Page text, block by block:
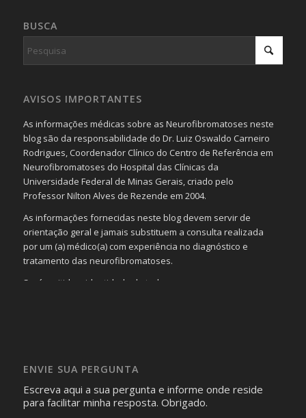
BUSCA
AVISOS IMPORTANTES
As informações médicas sobre as Neurofibromatoses neste
blog são da responsabilidade do Dr. Luiz Oswaldo Carneiro
Rodrigues, Coordenador Clínico do Centro de Referência em
Neurofibromatoses do Hospital das Clínicas da
Universidade Federal de Minas Gerais, criado pelo
Professor Nilton Alves de Rezende em 2004.
As informações fornecidas neste blog devem servir de
orientação geral e jamais substituem a consulta realizada
por um (a) médico(a) com experiência no diagnóstico e
tratamento das neurofibromatoses.
Será omitida a identidade de todas as pessoas que
identificação da pessoa fotografada.
ENVIE SUA PERGUNTA
Escreva aqui a sua pergunta e informe onde reside
para facilitar minha resposta. Obrigado.